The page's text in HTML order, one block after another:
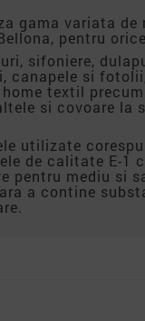
gama variata de
pentru
sifoniere,
canapele si
textil precum
si covoare la
utilizate
de calitate E-1
pentru mediu si
a contine